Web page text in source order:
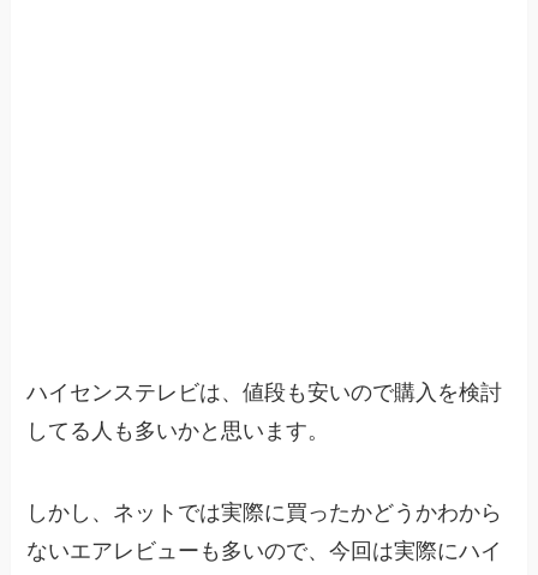
ハイセンステレビは、値段も安いので購入を検討
してる人も多いかと思います。
しかし、ネットでは実際に買ったかどうかわから
ないエアレビューも多いので、今回は実際にハイ